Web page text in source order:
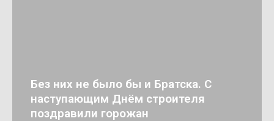
Без них не было бы и Братска. С
наступающим Днём строителя
поздравили горожан